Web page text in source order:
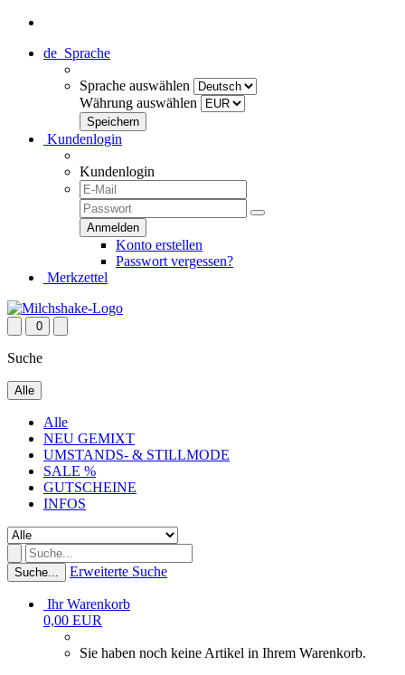
de Sprache
Sprache auswählen
Währung auswählen
Kundenlogin
Kundenlogin
Konto erstellen
Passwort vergessen?
Merkzettel
0
Suche
Alle
Alle
NEU GEMIXT
UMSTANDS- & STILLMODE
SALE %
GUTSCHEINE
INFOS
Suche... Erweiterte Suche
Ihr Warenkorb
0,00 EUR
Sie haben noch keine Artikel in Ihrem Warenkorb.